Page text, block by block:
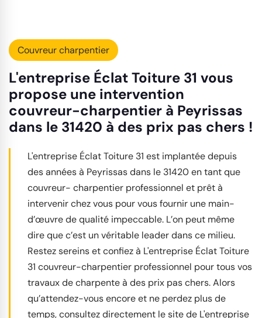
Couvreur charpentier
L'entreprise Éclat Toiture 31 vous
propose une intervention
couvreur-charpentier à Peyrissas
dans le 31420 à des prix pas chers !
L'entreprise Éclat Toiture 31 est implantée depuis
des années à Peyrissas dans le 31420 en tant que
couvreur- charpentier professionnel et prêt à
intervenir chez vous pour vous fournir une main-
d’œuvre de qualité impeccable. L’on peut même
dire que c’est un véritable leader dans ce milieu.
Restez sereins et confiez à L'entreprise Éclat Toiture
31 couvreur-charpentier professionnel pour tous vos
travaux de charpente à des prix pas chers. Alors
qu’attendez-vous encore et ne perdez plus de
temps, consultez directement le site de L'entreprise